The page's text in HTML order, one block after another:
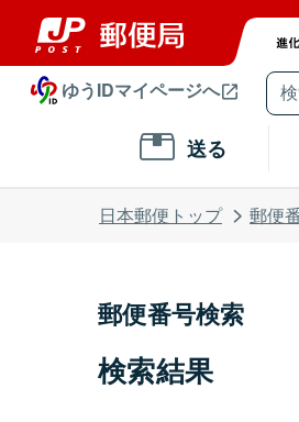
ゆうIDマイページへ
送る
日本郵便トップ 郵便
郵便番号検索
検索結果